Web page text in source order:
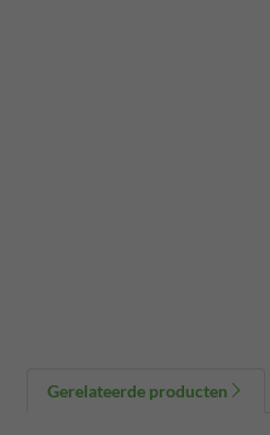
Gerelateerde producten